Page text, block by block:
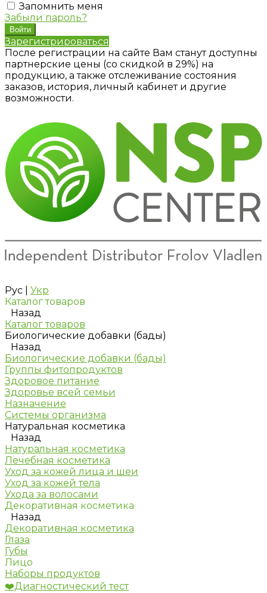
Запомнить меня
Забыли пароль?
Зарегистрироваться
После регистрации на сайте Вам станут доступны
партнерские цены (со скидкой в 29%) на
продукцию, а также отслеживание состояния
заказов, история, личный кабинет и другие
возможности.
Рус
Укр
Каталог товаров
Назад
Каталог товаров
Биологические добавки (бады)
Назад
Биологические добавки (бады)
Группы фитопродуктов
Здоровое питание
Здоровье всей семьи
Назначение
Системы организма
Натуральная косметика
Назад
Натуральная косметика
Лечебная косметика
Уход за кожей лица и шеи
Уход за кожей тела
Ухода за волосами
Декоративная косметика
Назад
Декоративная косметика
Глаза
Губы
Лицо
Наборы продуктов
❤️Диагностический тест